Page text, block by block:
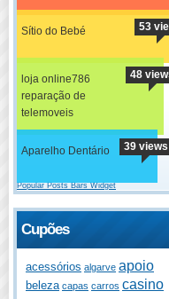
Sítio do Bebé 53
loja online786
reparação de
telemoveis
48
Aparelho Dentário 39 views
Popular Posts Bars Widget
Cupões
acessórios algarve apoio
beleza capas carros casino